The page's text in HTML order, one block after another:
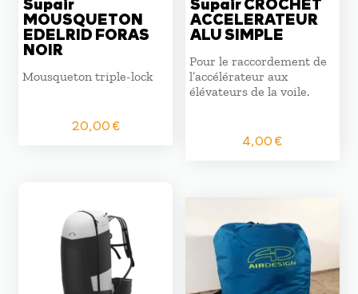
MOUSQUETON
EDELRID FORAS
NOIR
Mousqueton triple-lock
20,00€
ACCELERATEUR
ALU SIMPLE
Pour le raccordement de
l’accélérateur aux
élévateurs de la voile.
4,00€